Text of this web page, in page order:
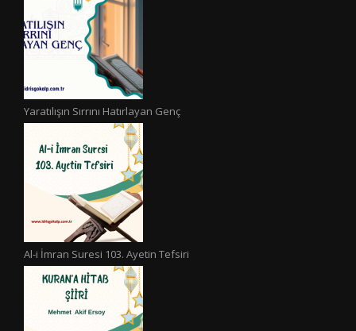
Yaratılışın Sırrını Hatırlayan Genç
Al-i İmran Suresi 103. Ayetin Tefsiri